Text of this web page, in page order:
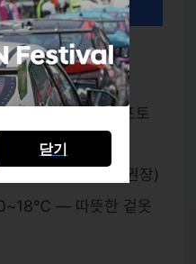
독존, 포토존
전시, 굿즈 판매, 포토
가능 (조기 입장 권장)
— 따뜻한 겉옷
닫기